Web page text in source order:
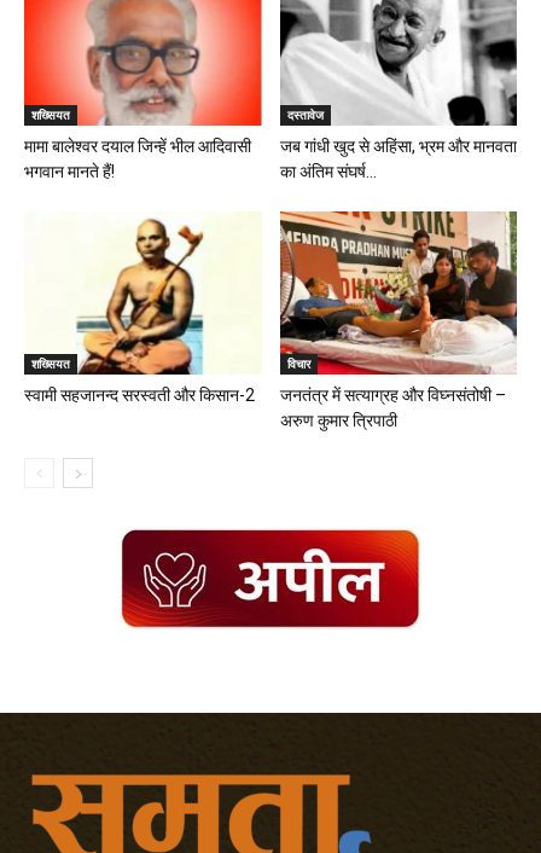
शख्सियत
मामा बालेश्वर दयाल जिन्हें भील आदिवासी
भगवान मानते हैं!
दस्तावेज
जब गांधी खुद से अहिंसा, भ्रम और मानवता
का अंतिम संघर्ष...
शख्सियत
स्वामी सहजानन्द सरस्वती और किसान-2
विचार
जनतंत्र में सत्याग्रह और विघ्नसंतोषी –
अरुण कुमार त्रिपाठी